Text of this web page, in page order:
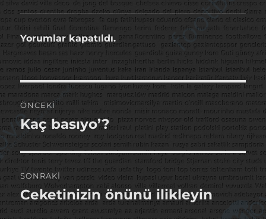
Yorumlar kapatıldı.
Yazı
gezinmesi
ÖNCEKI
Önceki
yazı:
Kaç basıyo’?
SONRAKI
Sonraki
yazı:
Ceketinizin önünü ilikleyin